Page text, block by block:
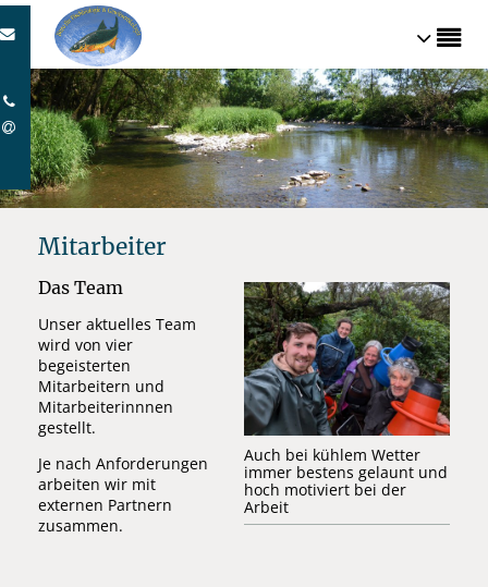
Home-Über uns - Mitarbeiter
Mitarbeiter
Auch bei kühlem Wetter
immer bestens gelaunt und
hoch motiviert bei der
Arbeit
Das Team
Unser aktuelles Team
wird von vier
begeisterten
Mitarbeitern und
Mitarbeiterinnnen
gestellt.
Je nach Anforderungen
arbeiten wir mit
externen Partnern
zusammen.